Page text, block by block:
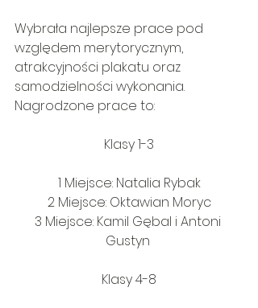
Wybrała najlepsze prace pod
względem merytorycznym,
atrakcyjności plakatu oraz
samodzielności wykonania.
Nagrodzone prace to:
Klasy 1-3
1 Miejsce: Natalia Rybak
2 Miejsce: Oktawian Moryc
3 Miejsce: Kamil Gębal i Antoni
Gustyn
Klasy 4-8